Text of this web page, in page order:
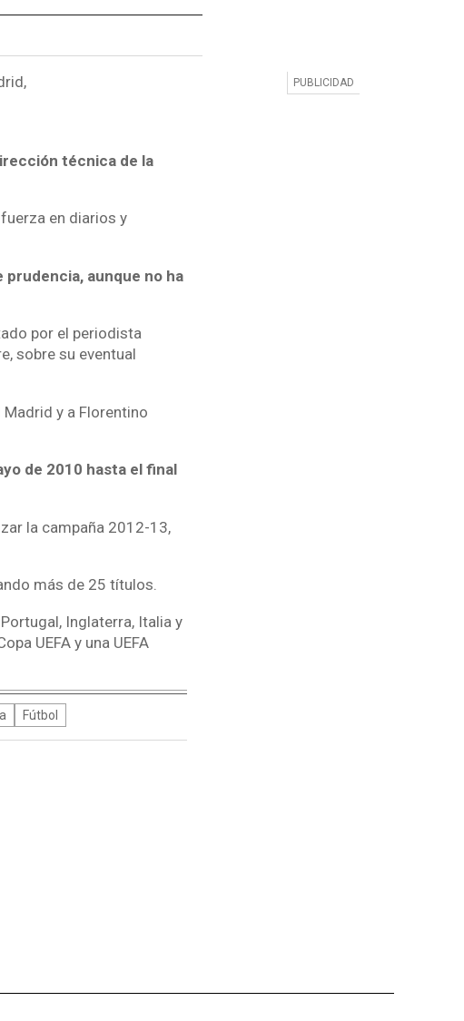
técnica de la
en diarios y
aunque no ha
por el periodista
sobre su eventual
y a Florentino
de 2010 hasta el final
la campaña 2012-13,
más de 25 títulos.
Inglaterra, Italia y
UEFA y una UEFA
Fútbol